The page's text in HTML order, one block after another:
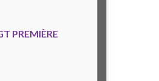
PREMIÈRE